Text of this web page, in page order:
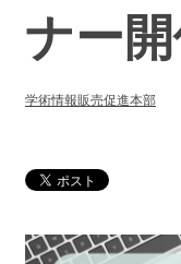
ナー
学術情報販売促進本部